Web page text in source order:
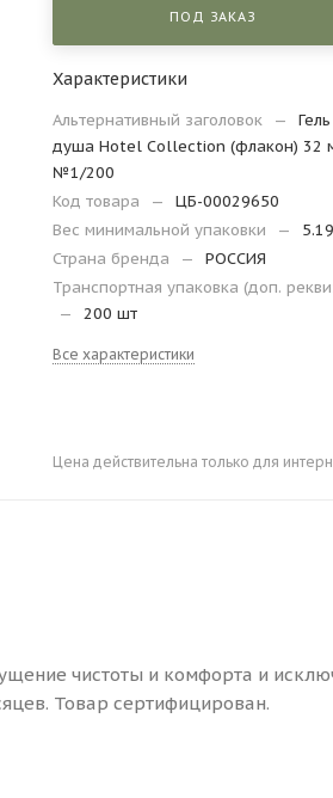
ПОД ЗАКАЗ
Характеристики
Альтернативный заголовок —
душа Hotel Collection (флакон) 32
№1/200
Код товара
—
ЦБ-00029650
Вес минимальной упаковки
—
Страна бренда
—
РОССИЯ
Транспортная упаковка (доп.
—
200 шт
Все характеристики
Цена действительна только для
чистоты и комфорта и
Товар сертифицирован.